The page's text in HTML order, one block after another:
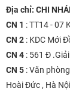
Địa chỉ: CHI
CN 1 : TT14 - 07
CN 2 : KDC Mới
CN 4 : 561 Đ
CN 5 : Văn
Hoài Đức , Hà Nội